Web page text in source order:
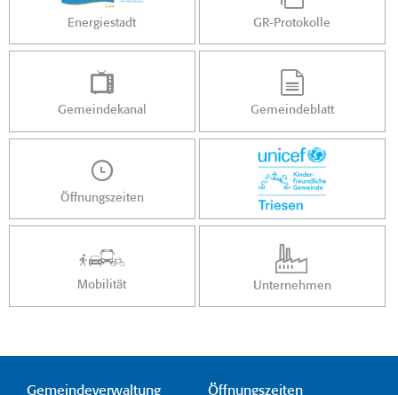
Energiestadt GR-Protokolle
Gemeindekanal Gemeindeblatt
Öffnungszeiten
Mobilität Unternehmen
Gemeindeverwaltung
Öffnungszeiten